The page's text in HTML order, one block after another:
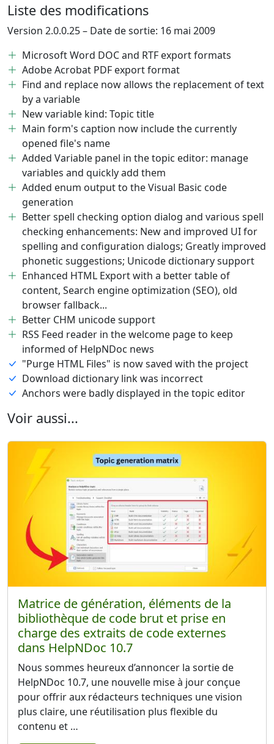
Liste des modifications
Version 2.0.0.25 – Date de sortie: 16 mai 2009
Microsoft Word DOC and RTF export formats
Adobe Acrobat PDF export format
Find and replace now allows the replacement of text
by a variable
New variable kind: Topic title
Main form's caption now include the currently
opened file's name
Added Variable panel in the topic editor: manage
variables and quickly add them
Added enum output to the Visual Basic code
generation
Better spell checking option dialog and various spell
checking enhancements: New and improved UI for
spelling and configuration dialogs; Greatly improved
phonetic suggestions; Unicode dictionary support
Enhanced HTML Export with a better table of
content, Search engine optimization (SEO), old
browser fallback...
Better CHM unicode support
RSS Feed reader in the welcome page to keep
informed of HelpNDoc news
"Purge HTML Files" is now saved with the project
Download dictionary link was incorrect
Anchors were badly displayed in the topic editor
Voir aussi...
Matrice de génération, éléments de la
bibliothèque de code brut et prise en
charge des extraits de code externes
dans HelpNDoc 10.7
Nous sommes heureux d’annoncer la sortie de
HelpNDoc 10.7, une nouvelle mise à jour conçue
pour offrir aux rédacteurs techniques une vision
plus claire, une réutilisation plus flexible du
contenu et …